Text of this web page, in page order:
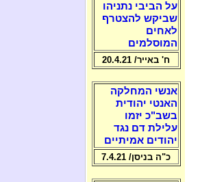
על הביבי נתניהו
שביקש להצטרף
לאחים
המוסלמים
ח' באייר/ 20.4.21
אנשי המחלקה
האנטי יהודית
בשב"כ יזמו
עלילת דם נגד
יהודים אמיתיים
כ"ה בניסן/ 7.4.21